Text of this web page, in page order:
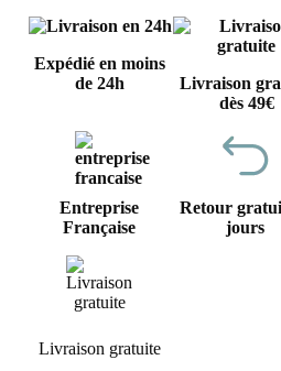
Expédié en moins
de 24h
Livraison
dès 49€
Entreprise
Française
Retour
jours
Livraison gratuite